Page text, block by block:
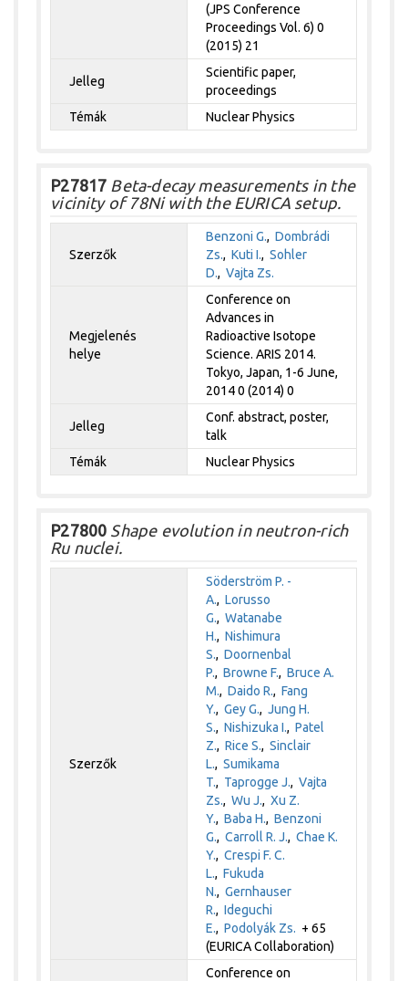
(JPS Conference
Proceedings Vol. 6) 0
(2015) 21
Jelleg
Scientific paper,
proceedings
Témák
Nuclear Physics
P27817 Beta-decay measurements in the
vicinity of 78Ni with the EURICA setup.
Szerzők
Benzoni G.,Dombrádi
Zs.,Kuti I.,Sohler
D.,Vajta Zs.
Megjelenés
helye
Conference on
Advances in
Radioactive Isotope
Science. ARIS 2014.
Tokyo, Japan, 1-6 June,
2014 0 (2014) 0
Jelleg
Conf. abstract, poster,
talk
Témák
Nuclear Physics
P27800 Shape evolution in neutron-rich
Ru nuclei.
Szerzők
Söderström P. -
A.,Lorusso
G.,Watanabe
H.,Nishimura
S.,Doornenbal
P.,Browne F.,Bruce A.
M.,Daido R.,Fang
Y.,Gey G.,Jung H.
S.,Nishizuka I.,Patel
Z.,Rice S.,Sinclair
L.,Sumikama
T., Taprogge J.,Vajta
Zs.,Wu J.,Xu Z.
Y.,Baba H.,Benzoni
G.,Carroll R. J.,Chae K.
Y.,Crespi F. C.
L.,Fukuda
N.,Gernhauser
R.,Ideguchi
E.,Podolyák Zs. + 65
(EURICA Collaboration)
Conference on